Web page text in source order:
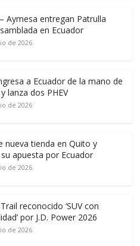
Aymesa entregan Patrulla
en Ecuador
de 2026
a Ecuador de la mano de
lanza dos PHEV
de 2026
nueva tienda en Quito y
apuesta por Ecuador
de 2026
reconocido ‘SUV con
por J.D. Power 2026
de 2026